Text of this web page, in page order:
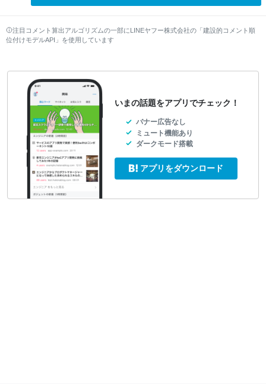
注目コメント算出アルゴリズムの一部にLINEヤフー株式会社の「建設的コメント順
位付けモデルAPI」を使用しています
いまの話題をアプリでチェック！
バナー広告なし
ミュート機能あり
ダークモード搭載
アプリをダウンロード